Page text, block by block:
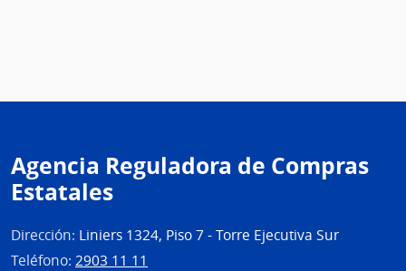
Agencia Reguladora de Compras
Estatales
Dirección: Liniers 1324, Piso 7 - Torre Ejecutiva Sur
Teléfono: 2903 11 11